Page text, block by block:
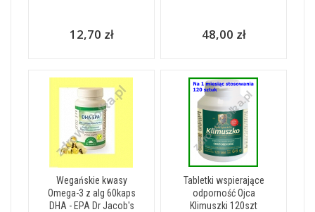
12,70 zł 48,00 zł
Wegańskie kwasy
Omega-3 z alg 60kaps
DHA - EPA Dr Jacob's
Tabletki wspierające
odporność Ojca
Klimuszki 120szt